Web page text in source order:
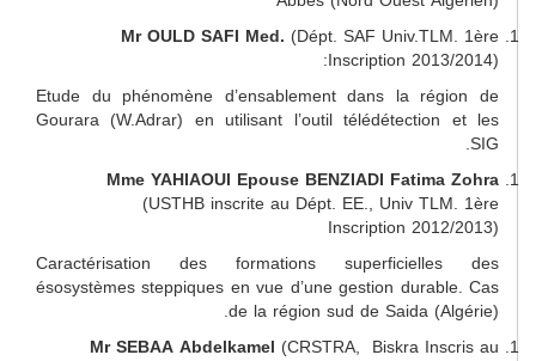
Mr OULD SAFI Med.(Dépt. SAF
Inscription
Etude du phénomène d’ensablement dans la
Gourara (W.Adrar) en utilisant l’outil
Mme YAHIAOUI Epouse BENZIADI
(USTHB inscrite au Dépt. EE., Univ
Inscription
Caractérisation des formations
ésosystèmes steppiques en vue d’une gestion
de la région sud de Saida
Mr SEBAA Abdelkamel (CRSTRA, Biskra